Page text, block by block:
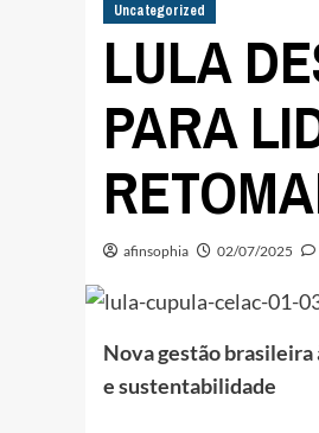
Uncategorized
LULA
PARA
afinsophia 02/07/2025
Nova gestão
e sustentabilidade